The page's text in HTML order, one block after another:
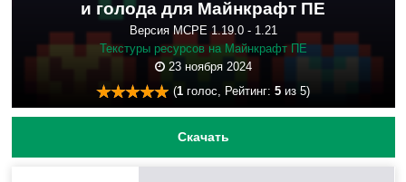
и голода для Майнкрафт ПЕ
Версия MCPE 1.19.0 - 1.21
Текстуры ресурсов на Майнкрафт ПЕ
23 ноября 2024
(1 голос, Рейтинг: 5 из 5)
Скачать